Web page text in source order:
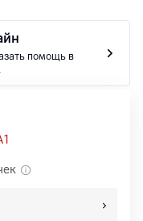
помощь в